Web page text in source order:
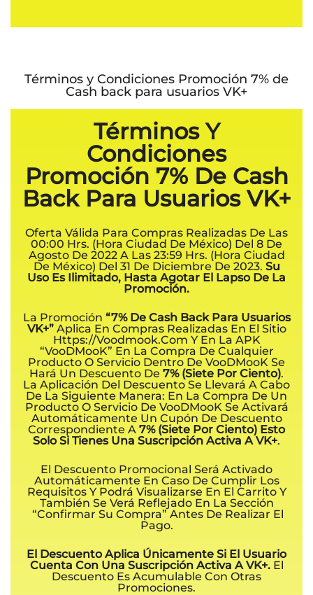
Términos y Condiciones Promoción 7% de
Cash back para usuarios VK+
Términos Y
Condiciones
Promoción 7% De Cash
Back Para Usuarios VK+
Oferta Válida Para Compras Realizadas De Las
00:00 Hrs. (hora Ciudad De México) Del 8 De
Agosto De 2022 A Las 23:59 Hrs. (hora Ciudad
De México) Del 31 De Diciembre De 2023. Su
Uso Es Ilimitado, Hasta Agotar El Lapso De La
Promoción.
La Promoción “7% De Cash Back Para Usuarios
VK+”Aplica En Compras Realizadas En El Sitio
Https://voodmook.com Y En La APK
“VooDMooK” En La Compra De Cualquier
Producto O Servicio Dentro De VooDMooK Se
Hará Un Descuento De 7% (Siete Por Ciento).
La Aplicación Del Descuento Se Llevará A Cabo
De La Siguiente Manera: En La Compra De Un
Producto O Servicio De VooDMooK Se Activará
Automáticamente Un Cupón De Descuento
Correspondiente A 7% (Siete Por Ciento) Esto
Solo Si Tienes Una Suscripción Activa A VK+.
El Descuento Promocional Será Activado
Automáticamente En Caso De Cumplir Los
Requisitos Y Podrá Visualizarse En El Carrito Y
También Se Verá Reflejado En La Sección
“Confirmar Su Compra” Antes De Realizar El
Pago.
El Descuento Aplica Únicamente Si El Usuario
Cuenta Con Una Suscripción Activa A VK+.El
Descuento Es Acumulable Con Otras
Promociones.